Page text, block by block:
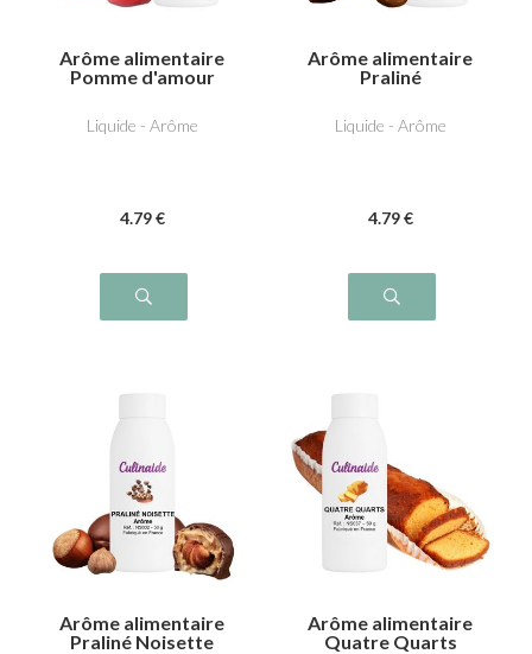
Arôme alimentaire
Pomme d'amour
Liquide - Arôme
4.79 €
Arôme alimentaire
Praliné
Liquide - Arôme
4.79 €
Arôme alimentaire
Praliné Noisette
Arôme alimentaire
Quatre Quarts